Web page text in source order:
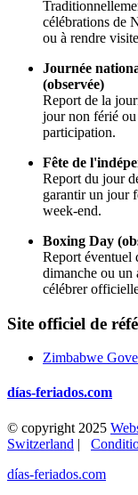
célébrations de
ou à rendre
Journée
(observée)
Report de la
jour non férié
participation.
Fête de
Report du jour
garantir un jour
week-end.
Boxing Day
Report éventuel
dimanche ou un
célébrer
Site officiel de
Zimbabwe
días-feriados.com
© copyright 2025
Switzerland |
días-feriados.com